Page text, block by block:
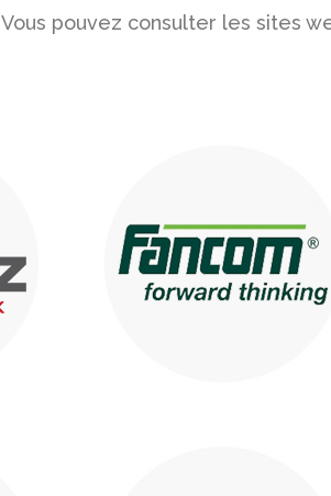
Vous pouvez consulter les sites